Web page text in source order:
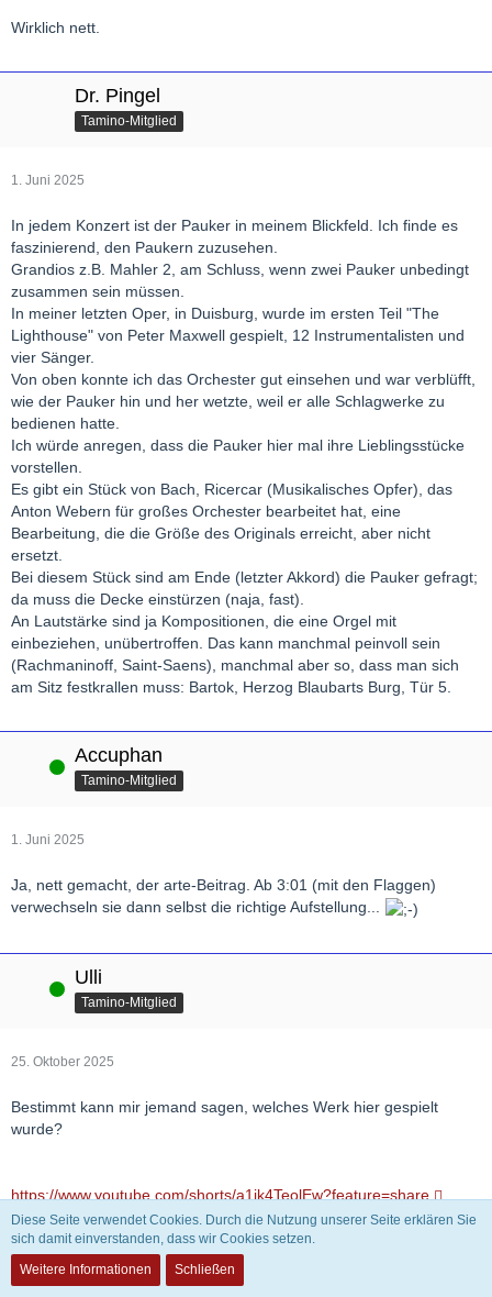
Wirklich nett.
Dr. Pingel
Tamino-Mitglied
1. Juni 2025
In jedem Konzert ist der Pauker in meinem Blickfeld. Ich finde es
faszinierend, den Paukern zuzusehen.
Grandios z.B. Mahler 2, am Schluss, wenn zwei Pauker unbedingt
zusammen sein müssen.
In meiner letzten Oper, in Duisburg, wurde im ersten Teil "The
Lighthouse" von Peter Maxwell gespielt, 12 Instrumentalisten und
vier Sänger.
Von oben konnte ich das Orchester gut einsehen und war verblüfft,
wie der Pauker hin und her wetzte, weil er alle Schlagwerke zu
bedienen hatte.
Ich würde anregen, dass die Pauker hier mal ihre Lieblingsstücke
vorstellen.
Es gibt ein Stück von Bach, Ricercar (Musikalisches Opfer), das
Anton Webern für großes Orchester bearbeitet hat, eine
Bearbeitung, die die Größe des Originals erreicht, aber nicht
ersetzt.
Bei diesem Stück sind am Ende (letzter Akkord) die Pauker gefragt;
da muss die Decke einstürzen (naja, fast).
An Lautstärke sind ja Kompositionen, die eine Orgel mit
einbeziehen, unübertroffen. Das kann manchmal peinvoll sein
(Rachmaninoff, Saint-Saens), manchmal aber so, dass man sich
am Sitz festkrallen muss: Bartok, Herzog Blaubarts Burg, Tür 5.
Online Accuphan
Tamino-Mitglied
1. Juni 2025
Ja, nett gemacht, der arte-Beitrag. Ab 3:01 (mit den Flaggen)
verwechseln sie dann selbst die richtige Aufstellung...
Online Ulli
Tamino-Mitglied
25. Oktober 2025
Bestimmt kann mir jemand sagen, welches Werk hier gespielt
wurde?
https://www.youtube.com/shorts/a1ik4TeolEw?feature=share
WolfgangZ
Tamino-Mitglied
Diese Seite verwendet Cookies. Durch die Nutzung unserer Seite erklären Sie
sich damit einverstanden, dass wir Cookies setzen.
Weitere Informationen
Schließen